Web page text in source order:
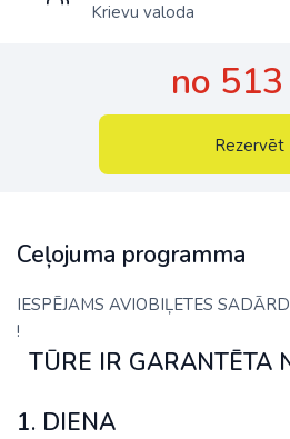
Ceļojuma programma
IESPĒJAMS AVIOBIĻETES
!
TŪRE IR GARANTĒTA
1. DIENA
Krievu valoda
no
Rezervēt